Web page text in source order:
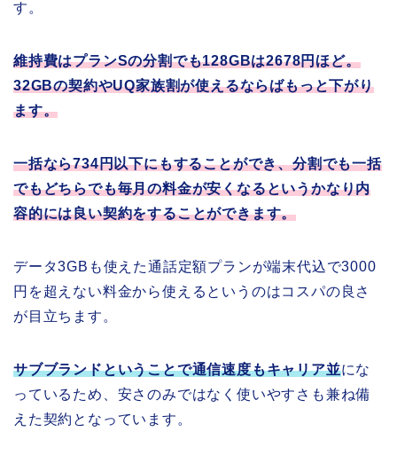
す。
維持費はプランSの分割でも128GBは2678円ほど。
32GBの契約やUQ家族割が使えるならばもっと下がり
ます。
一括なら734円以下にもすることができ、分割でも一括
でもどちらでも毎月の料金が安くなるというかなり内
容的には良い契約をすることができます。
データ3GBも使えた通話定額プランが端末代込で3000
円を超えない料金から使えるというのはコスパの良さ
が目立ちます。
サブブランドということで通信速度もキャリア並にな
っているため、安さのみではなく使いやすさも兼ね備
えた契約となっています。